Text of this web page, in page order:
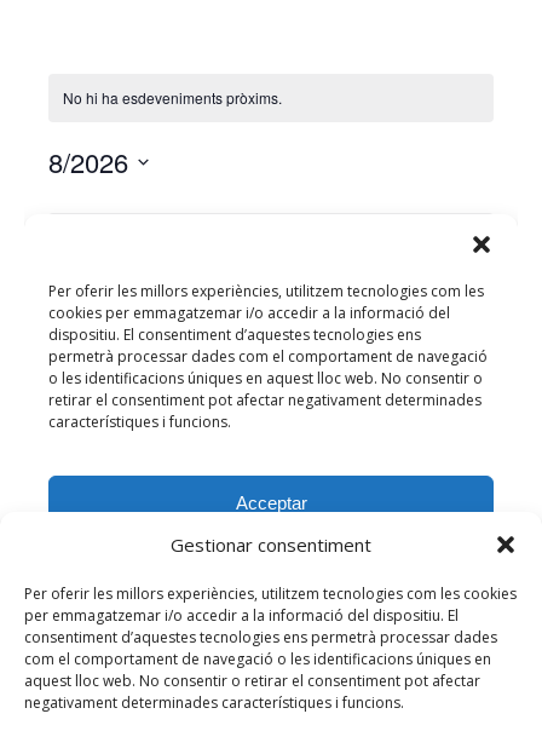
Gestionar consentiment
Per oferir les millors experiències, utilitzem tecnologies com les cookies
per emmagatzemar i/o accedir a la informació del dispositiu. El
consentiment d’aquestes tecnologies ens permetrà processar dades
com el comportament de navegació o les identificacions úniques en
aquest lloc web. No consentir o retirar el consentiment pot afectar
negativament determinades característiques i funcions.